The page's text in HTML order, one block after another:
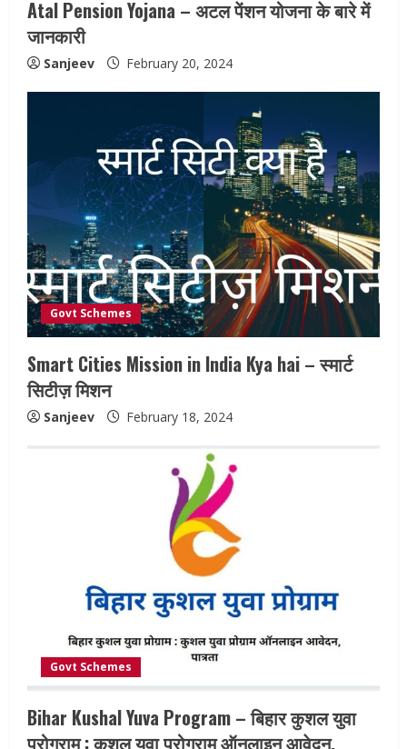
Atal Pension Yojana – अटल पेंशन योजना के बारे में
जानकारी
Sanjeev February 20, 2024
Govt Schemes
Smart Cities Mission in India Kya hai – स्मार्ट
सिटीज़ मिशन
Sanjeev February 18, 2024
Govt Schemes
Bihar Kushal Yuva Program – बिहार कुशल युवा
प्रोग्राम : कुशल युवा प्रोग्राम ऑनलाइन आवेदन,